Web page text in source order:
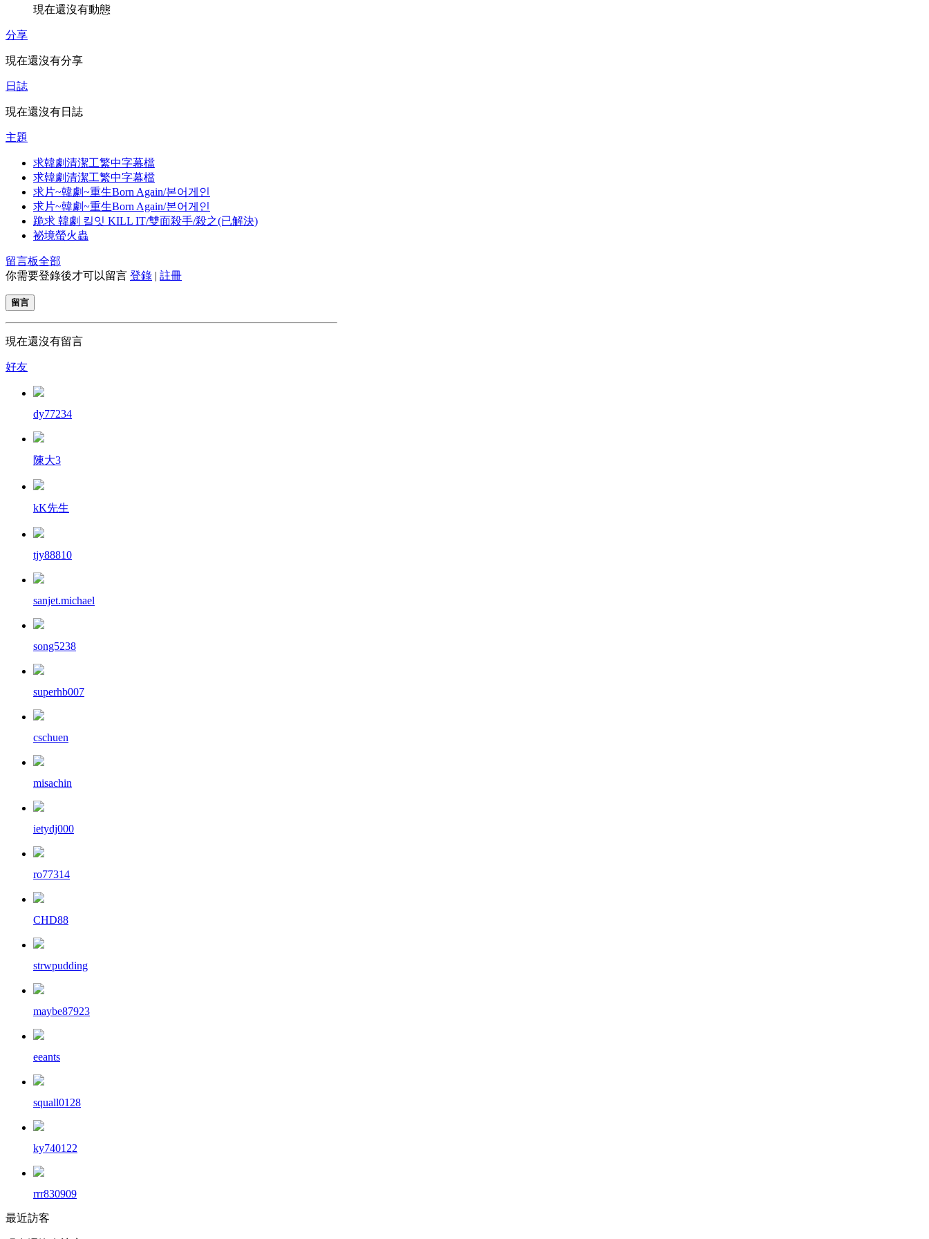
現在還沒有動態
分享
現在還沒有分享
日誌
現在還沒有日誌
主題
求韓劇清潔工繁中字幕檔
求韓劇清潔工繁中字幕檔
求片~韓劇~重生Born Again/본어게인
求片~韓劇~重生Born Again/본어게인
跪求 韓劇 킬잇 KILL IT/雙面殺手/殺之(已解決)
祕境螢火蟲
留言板全部
你需要登錄後才可以留言 登錄 | 註冊
留言
現在還沒有留言
好友
dy77234
陳大3
kK先生
tjy88810
sanjet.michael
song5238
superhb007
cschuen
misachin
ietydj000
ro77314
CHD88
strwpudding
maybe87923
eeants
squall0128
ky740122
rrr830909
最近訪客